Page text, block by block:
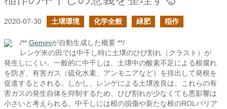
2020-07-30 土壌環境 化学全般 緑肥 稲作
/** Geminiが自動生成した概要 **/
レンゲ米の田では中干し時に土壌のひび割れ（クラスト）が
発生しにくい。一般的に中干しは、土壌中の酸素不足による根腐れ
を防ぎ、有害ガス（硫化水素、アンモニアなど）を排出して発根を
促進するとされる。しかし、レンゲによる土壌改良は、これらの有
害ガスの発生自体を抑制するため、ひび割れが少なくても悪影響は
小さいと考えられる。中干しには根の損傷や新たな根のROLバリア